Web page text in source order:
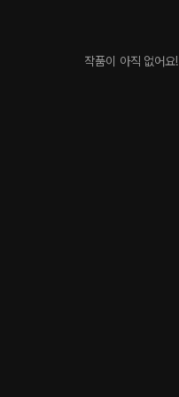
작품이 아직 없어요!